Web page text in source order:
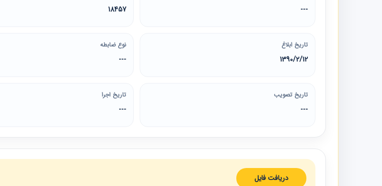
---
18457
تاریخ ابلاغ
1390/2/12
نوع ضابطه
---
تاریخ تصویب
---
تاریخ اجرا
---
دریافت فایل